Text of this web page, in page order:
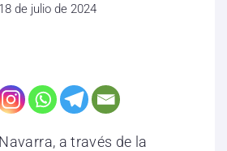
18 de julio de 2024
a través de la